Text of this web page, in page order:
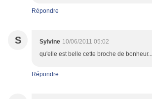
Répondre
S Sylvine 10/06/2011 05:02
qu'elle est belle cette broche de
Répondre